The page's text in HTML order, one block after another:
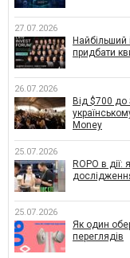
27.07.2026
Найбільший
придбати
26.07.2026
Від $700 до
Money
25.07.2026
ROPO в
25.07.2026
Як один
переглядів